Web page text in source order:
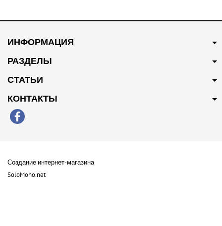
250 грн Купить
Фильтр масла 1.5 L HBJ
600 грн Купить
80 грн
ИНФОРМАЦИЯ
РАЗДЕЛЫ
СТАТЬИ
КОНТАКТЫ
Создание интернет-магазина
SoloMono.net